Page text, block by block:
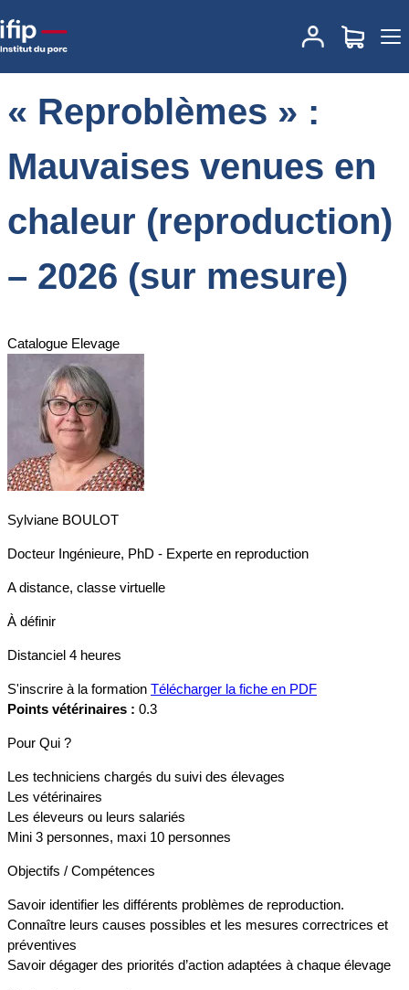
Accueil
« Reproblèmes » :
Mauvaises venues en chaleur (reproduction) – 2026 (sur mesure)
« Reproblèmes » :
Mauvaises venues en
chaleur (reproduction)
– 2026 (sur mesure)
Catalogue Elevage
Sylviane BOULOT
Docteur Ingénieure, PhD - Experte en reproduction
A distance, classe virtuelle
À définir
Distanciel 4 heures
S'inscrire à la formation Télécharger la fiche en PDF
Points vétérinaires : 0.3
Pour Qui ?
Les techniciens chargés du suivi des élevages
Les vétérinaires
Les éleveurs ou leurs salariés
Mini 3 personnes, maxi 10 personnes
Objectifs / Compétences
Savoir identifier les différents problèmes de reproduction.
Connaître leurs causes possibles et les mesures correctrices et
préventives
Savoir dégager des priorités d’action adaptées à chaque élevage